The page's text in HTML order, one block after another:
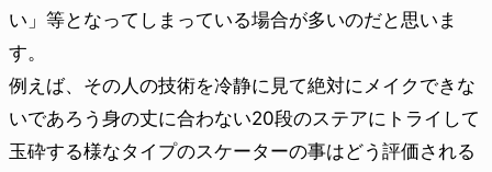
い」等となってしまっている場合が多いのだと思いま
す。
例えば、その人の技術を冷静に見て絶対にメイクできな
いであろう身の丈に合わない20段のステアにトライして
玉砕する様なタイプのスケーターの事はどう評価される